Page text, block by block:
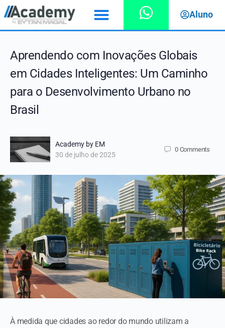
Aluno
Aprendendo com Inovações Globais
em Cidades Inteligentes: Um Caminho
para o Desenvolvimento Urbano no
Brasil
Academy by EM
30 de julho de 2025
0 Comments
À medida que cidades ao redor do mundo utilizam a